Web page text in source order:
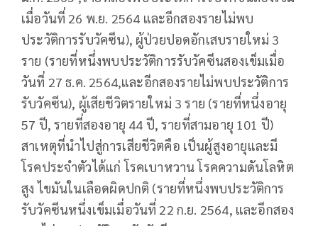
เมื่อวันที่ 26 พ.ย. 2564 และอีกสองรายไม่พบ
ประวัติการรับวัคซีน), ผู้ป่วยปอดอักเสบรายใหม่ 3
ราย (รายที่หนึ่งพบประวัติการรับวัคซีนสองเข็มเมื่อ
วันที่ 27 ธ.ค. 2564,และอีกสองรายไม่พบประวัติการ
รับวัคซีน), ผู้เสียชีวิตรายใหม่ 3 ราย (รายที่หนึ่งอายุ
57 ปี, รายที่สองอายุ 44 ปี, รายที่สามอายุ 101 ปี)
สาเหตุที่นำไปสู่การเสียชีวิตคือ เป็นผู้สูงอายุและมี
โรคประจำตัวได้แก่ โรคเบาหวาน โรคความดันโลหิต
สูง ไขมันในเลือดผิดปกติ (รายที่หนึ่งพบประวัติการ
รับวัคซีนหนึ่งเข็มเมื่อวันที่ 22 ก.ย. 2564, และอีกสอง